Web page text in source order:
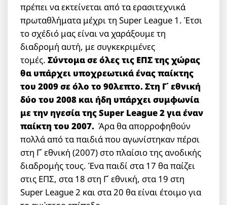
πρέπει να εκτείνεται από τα ερασιτεχνικά
πρωταθλήματα μέχρι τη Super League 1. Έτσι
το σχέδιό μας είναι να χαράξουμε τη
διαδρομή αυτή, με συγκεκριμένες
τομές.Σύντομα σε όλες τις ΕΠΣ της χώρας
θα υπάρχει υποχρεωτικά ένας παίκτης
του 2009 σε όλο το 90λεπτο. Στη Γ΄ εθνική
δύο του 2008 και ήδη υπάρχει συμφωνία
με την ηγεσία της Super League 2 για έναν
παίκτη του 2007. Άρα θα απορροφηθούν
πολλά από τα παιδιά που αγωνίστηκαν πέρσι
στη Γ΄ εθνική (2007) στο πλαίσιο της ανοδικής
διαδρομής τους. Ένα παιδί στα 17 θα παίζει
στις ΕΠΣ, στα 18 στη Γ΄ εθνική, στα 19 στη
Super League 2 και στα 20 θα είναι έτοιμο για